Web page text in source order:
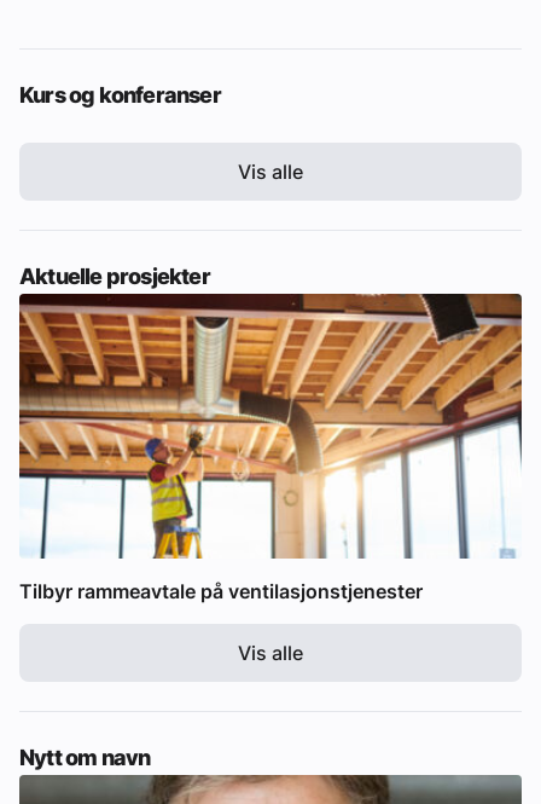
Kurs og konferanser
Vis alle
Aktuelle prosjekter
Tilbyr rammeavtale på ventilasjonstjenester
Vis alle
Nytt om navn